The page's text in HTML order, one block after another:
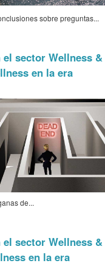
sobre preguntas...
sector Wellness &
en la era
de...
sector Wellness &
en la era